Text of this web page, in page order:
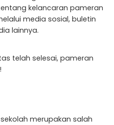
kelancaran pameran
media sosial, buletin
lainnya.
telah selesai, pameran
merupakan salah